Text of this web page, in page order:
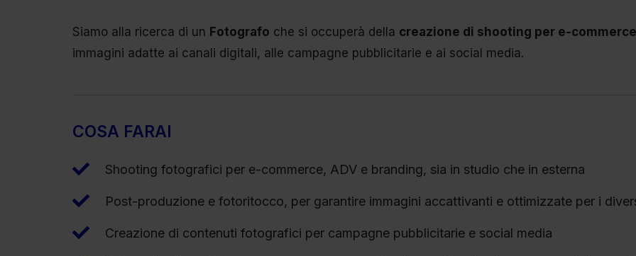
Siamo alla ricerca di un Fotografo che si occuperà della creazione di shooting per e-
immagini adatte ai canali digitali, alle campagne pubblicitarie e ai social media.
COSA FARAI
Shooting fotografici per e-commerce, ADV e branding, sia in studio che in esterna
Post-produzione e fotoritocco, per garantire immagini accattivanti e ottimizzate per i
Creazione di contenuti fotografici per campagne pubblicitarie e social media